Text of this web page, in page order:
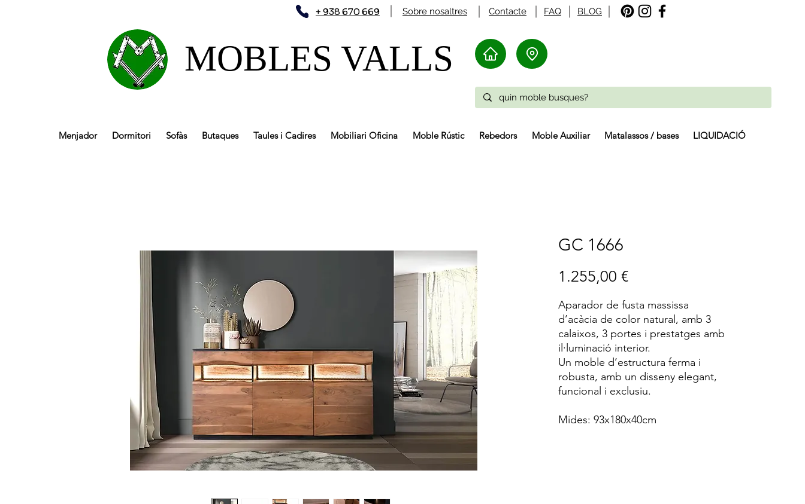
Sobre nosaltres FAQ
+ 938 670 669 Contacte BLOG
MOBLES VALLS
Menjador Dormitori Sofàs Butaques Taules i Cadires Mobiliari Oficina Moble Rústic Rebedors Moble Auxiliar Matalassos / bases LIQUIDACIÓ
GC 1666
1.255,00 €Price
Aparador de fusta massissa
d’acàcia de color natural, amb 3
calaixos, 3 portes i prestatges amb
il·luminació interior.
Un moble d’estructura ferma i
robusta, amb un disseny elegant,
funcional i exclusiu.
Mides: 93x180x40cm